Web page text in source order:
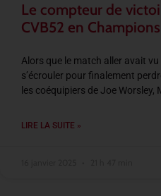
Le compteur de
CVB52 en
Alors que le match aller avait
s’écrouler pour finalement
les coéquipiers de Joe Worsley,
LIRE LA SUITE »